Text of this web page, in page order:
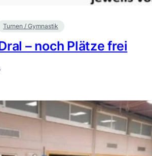
Turnen / Gymnastik
– noch Plätze frei